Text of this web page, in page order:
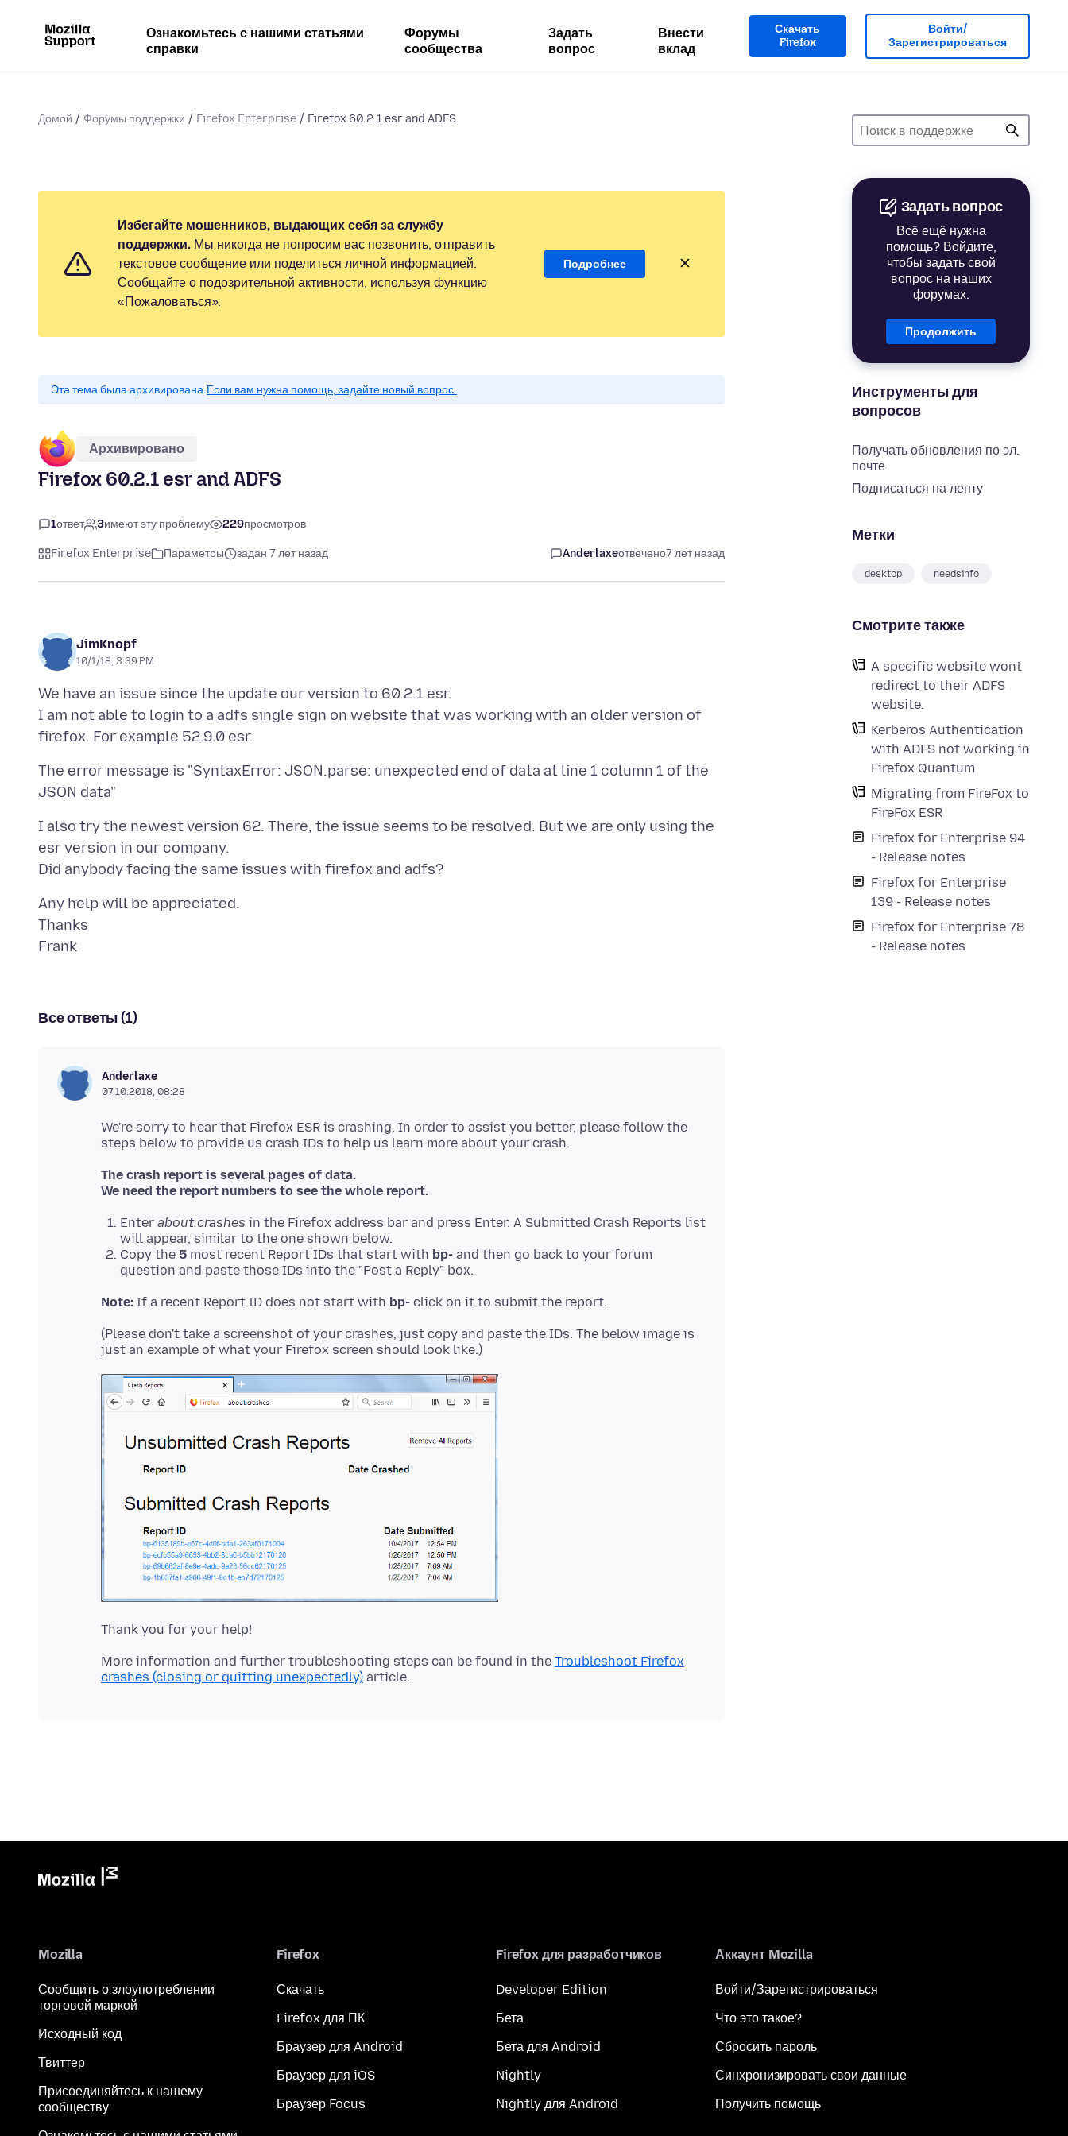
Ознакомьтесь с нашими статьями
справки
Форумы
сообщества
Задать
вопрос
Внести
вклад
Скачать
Firefox
Войти/
Зарегистрироваться
Домой Форумы поддержки Firefox Enterprise Firefox 60.2.1 esr and ADFS
Задать вопрос
Всё ещё нужна
помощь? Войдите,
чтобы задать свой
вопрос на наших
форумах.
Продолжить
Инструменты для
вопросов
Получать обновления по эл.
почте
Подписаться на ленту
Метки
desktop needsinfo
Смотрите также
A specific website wont
redirect to their ADFS
website.
Kerberos Authentication
with ADFS not working in
Firefox Quantum
Migrating from FireFox to
FireFox ESR
Firefox for Enterprise 94
- Release notes
Firefox for Enterprise
139 - Release notes
Firefox for Enterprise 78
- Release notes
Избегайте мошенников, выдающих себя за службу
поддержки. Мы никогда не попросим вас позвонить, отправить
текстовое сообщение или поделиться личной информацией.
Сообщайте о подозрительной активности, используя функцию
«Пожаловаться».
Подробнее
Эта тема была архивирована.Если вам нужна помощь, задайте новый вопрос.
Архивировано
Firefox 60.2.1 esr and ADFS
1ответ 3имеют эту проблему 229просмотров
Firefox Enterprise Параметры задан 7 лет назад Anderlaxeотвечено7 лет назад
JimKnopf
10/1/18, 3:39 PM
We have an issue since the update our version to 60.2.1 esr.
I am not able to login to a adfs single sign on website that was working with an older version of
The error message is "SyntaxError: JSON.parse: unexpected end of data at line 1 column 1 of the
I also try the newest version 62. There, the issue seems to be resolved. But we are only using the
esr version in our company.
Any help will be appreciated.
Thanks
Все ответы (1)
Anderlaxe
07.10.2018, 08:28
We're sorry to hear that Firefox ESR is crashing. In order to assist you better, please follow the
The crash report is several pages of data.
We need the report numbers to see the whole report.
Enter about:crashes in the Firefox address bar and press Enter. A Submitted Crash Reports list
will appear, similar to the one shown below.
Copy the 5 most recent Report IDs that start with bp- and then go back to your forum
question and paste those IDs into the "Post a Reply" box.
Note: If a recent Report ID does not start with bp-
(Please don't take a screenshot of your crashes, just copy and paste the IDs. The below image is
More information and further troubleshooting steps can be found in the Troubleshoot Firefox
crashes (closing or quitting unexpectedly)
Mozilla
Сообщить о злоупотреблении
торговой маркой
Исходный код
Твиттер
Присоединяйтесь к нашему
сообществу
Firefox
Скачать
Firefox для ПК
Браузер для Android
Браузер для iOS
Браузер Focus
Firefox для разработчиков
Developer Edition
Бета
Бета для Android
Nightly
Nightly для Android
Аккаунт Mozilla
Войти/Зарегистрироваться
Что это такое?
Сбросить пароль
Синхронизировать свои данные
Получить помощь